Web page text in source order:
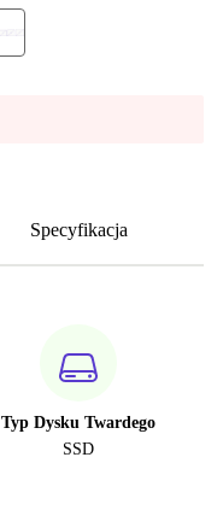
Specyfikacja
Typ Dysku Twardego
SSD